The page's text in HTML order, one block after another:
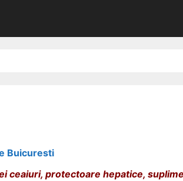
Buicuresti
ceaiuri, protectoare hepatice,